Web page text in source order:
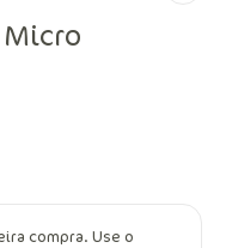
Micro
compra. Use o